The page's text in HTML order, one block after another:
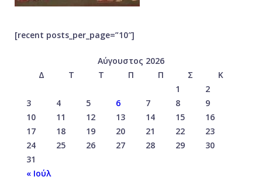
[recent posts_per_page=”10″]
Αύγουστος 2026
Δ
Τ Τ Π Π Σ
Κ
1
2
3
4 5 6 7 8
9
10
11 12 13 14 15
16
17
18 19 20 21 22
23
24
25 26 27 28 29
30
31
« Ιούλ